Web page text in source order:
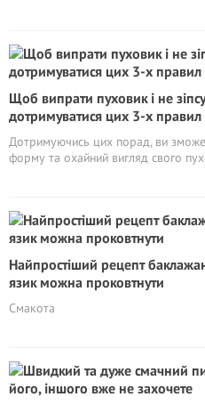
Щоб випрати пуховик і не
дотримуватися цих 3-х правил
Дотримуючись цих порад, ви
форму та охайний вигляд свого
Найпростіший рецепт
язик можна проковтнути
Смакота